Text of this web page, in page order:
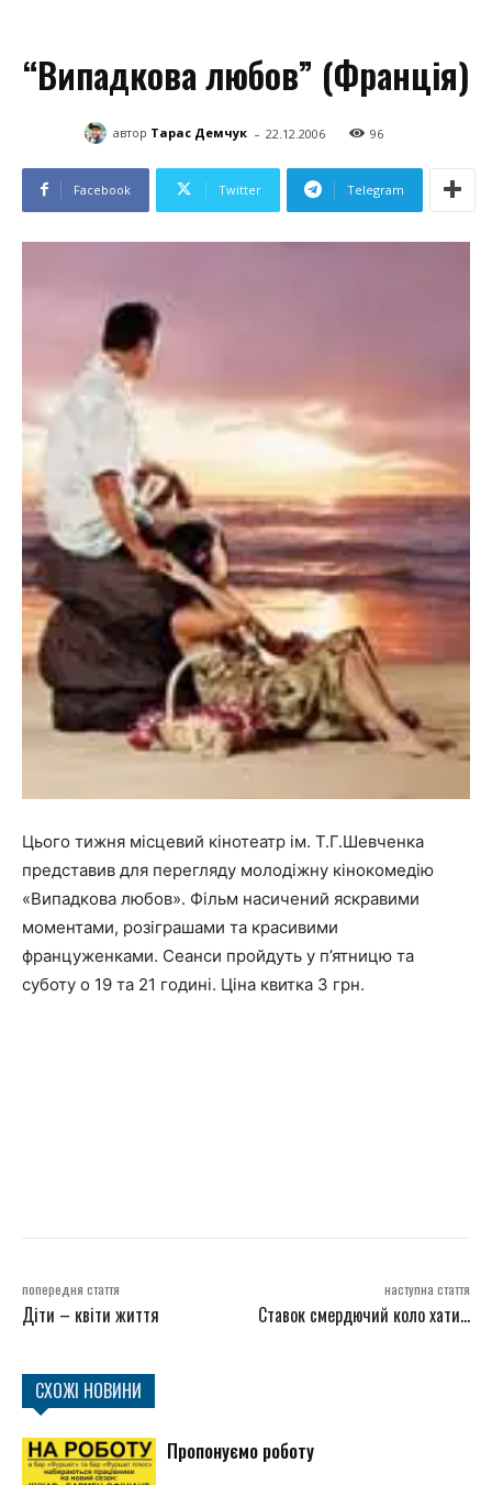
“Випадкова любов” (Франція)
автор Тарас Демчук - 22.12.2006 96
Facebook Twitter Telegram
Цього тижня місцевий кінотеатр ім. Т.Г.Шевченка
представив для перегляду молодіжну кінокомедію
«Випадкова любов». Фільм насичений яскравими
моментами, розіграшами та красивими
француженками. Сеанси пройдуть у п’ятницю та
суботу о 19 та 21 годині. Ціна квитка 3 грн.
попередня стаття
Діти – квіти життя
наступна стаття
Ставок смердючий коло хати…
СХОЖІ НОВИНИ
Пропонуємо роботу